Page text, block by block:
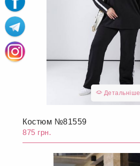
Детальніше
Костюм №81559
875 грн.